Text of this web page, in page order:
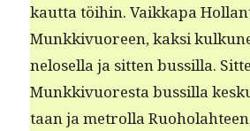
kaut­ta töi­hin. Vaikka­pa
Munkkivuoreen, kak­si
nelosel­la ja sit­ten bus­sil­la.
Munkkivuores­ta bus­sil­la
taan ja metrol­la